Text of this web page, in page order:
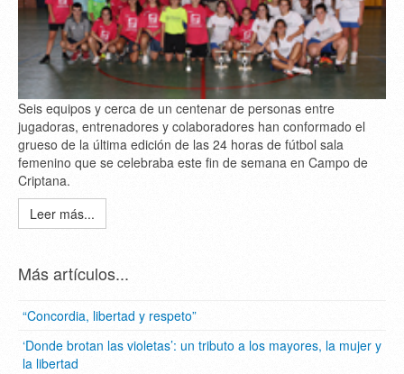
Seis equipos y cerca de un centenar de personas entre
jugadoras, entrenadores y colaboradores han conformado el
grueso de la última edición de las 24 horas de fútbol sala
femenino que se celebraba este fin de semana en Campo de
Criptana.
Leer más...
Más artículos...
“Concordia, libertad y respeto”
‘Donde brotan las violetas’: un tributo a los mayores, la mujer y
la libertad